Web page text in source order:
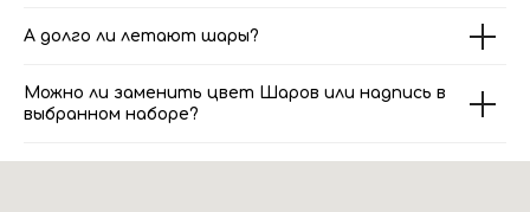
А долго ли летают шары?
Можно ли заменить цвет Шаров или надпись в
выбранном наборе?